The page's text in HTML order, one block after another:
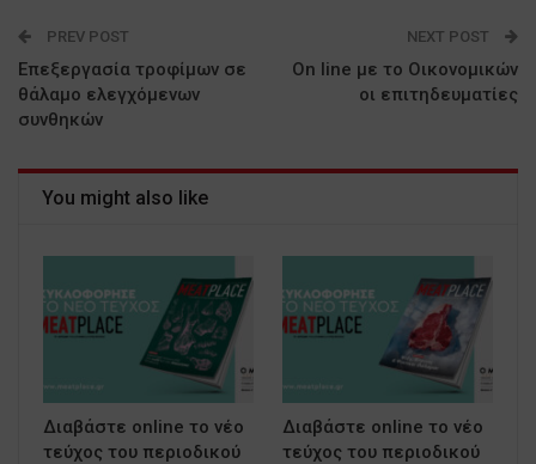
PREV POST
Επεξεργασία τροφίμων σε
θάλαμο ελεγχόμενων
συνθηκών
NEXT POST
On line με το Οικονομικών
οι επιτηδευματίες
You might also like
Διαβάστε online το νέο
τεύχος του περιοδικού
Διαβάστε online το νέο
τεύχος του περιοδικού